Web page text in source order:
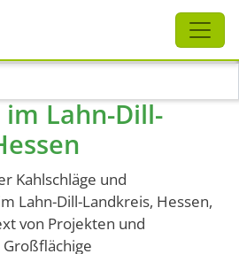
im Lahn-Dill-
Kahlschläge und
Lahn-Dill-Landkreis, Hessen,
von Projekten und
Schliessen